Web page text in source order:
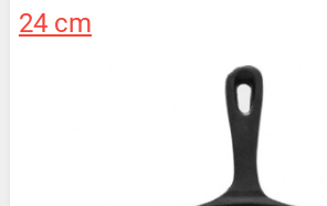
24 cm